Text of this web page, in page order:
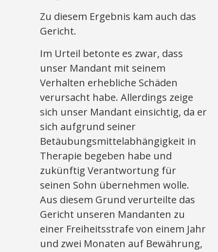
Zu diesem Ergebnis kam auch das
Gericht.
Im Urteil betonte es zwar, dass
unser Mandant mit seinem
Verhalten erhebliche Schäden
verursacht habe. Allerdings zeige
sich unser Mandant einsichtig, da er
sich aufgrund seiner
Betäubungsmittelabhängigkeit in
Therapie begeben habe und
zukünftig Verantwortung für
seinen Sohn übernehmen wolle.
Aus diesem Grund verurteilte das
Gericht unseren Mandanten zu
einer Freiheitsstrafe von einem Jahr
und zwei Monaten auf Bewährung,